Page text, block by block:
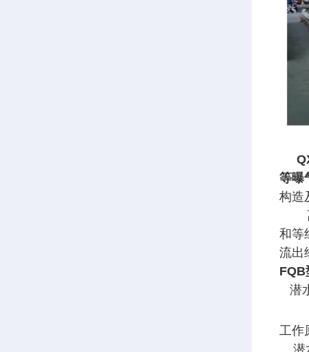
等曝
构造
离
和等
流出
FQB
潜
工作
潜